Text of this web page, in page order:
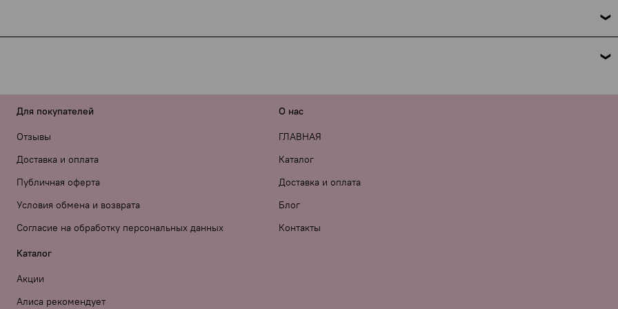
ни намёков на интимную тематику нет.
посылки.
Для покупателей
Отзывы
Доставка и оплата
Публичная оферта
Условия обмена и возврата
Согласие на обработку персональных данных
О нас
ГЛАВНАЯ
Каталог
Доставка и оплата
Блог
Контакты
Каталог
Акции
Алиса рекомендует